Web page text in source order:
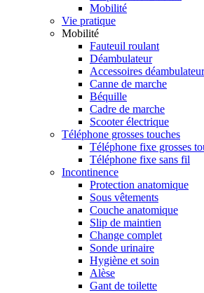
Mobilité
Vie pratique
Mobilité
Fauteuil roulant
Déambulateur
Accessoires
Canne de marche
Béquille
Cadre de marche
Scooter électrique
Téléphone grosses touches
Téléphone fixe grosses
Téléphone fixe sans fil
Incontinence
Protection anatomique
Sous vêtements
Couche anatomique
Slip de maintien
Change complet
Sonde urinaire
Hygiène et soin
Alèse
Gant de toilette